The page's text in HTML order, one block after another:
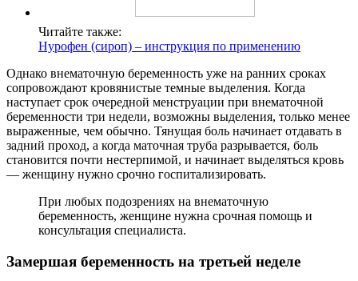
Читайте также:
Нурофен (сироп) – инструкция по применению
Однако внематочную беременность уже на ранних сроках
сопровождают кровянистые темные выделения. Когда
наступает срок очередной менструации при внематочной
беременности три недели, возможны выделения, только менее
выраженные, чем обычно. Тянущая боль начинает отдавать в
задний проход, а когда маточная труба разрывается, боль
становится почти нестерпимой, и начинает выделяться кровь
— женщину нужно срочно госпитализировать.
При любых подозрениях на внематочную
беременность, женщине нужна срочная помощь и
консультация специалиста.
Замершая беременность на третьей неделе